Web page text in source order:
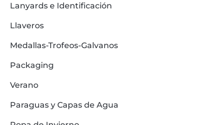
Lanyards e Identificación
Llaveros
Medallas-Trofeos-Galvanos
Packaging
Verano
Paraguas y Capas de Agua